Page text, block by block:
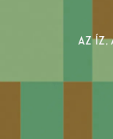
AZ ÍZ,